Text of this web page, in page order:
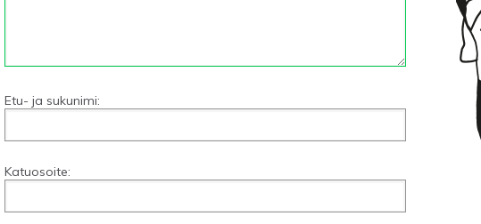
Etu- ja sukunimi:
Katuosoite: